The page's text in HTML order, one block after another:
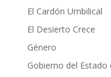
El Cardón Umbilical
El Desierto Crece
Género
Gobierno del Estado